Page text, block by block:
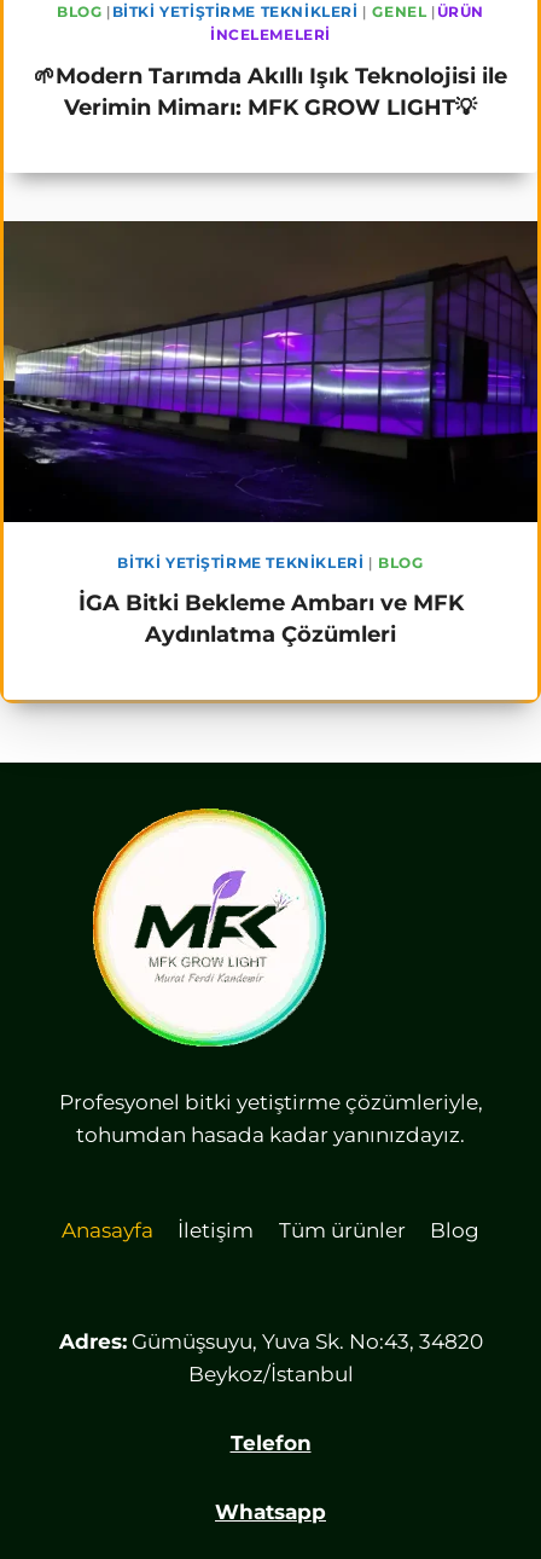
BLOG | BITKI YETIŞTIRME TEKNIKLERI |GENEL | ÜRÜN
İNCELEMELERI
🌱Modern Tarımda Akıllı Işık Teknolojisi ile
Verimin Mimarı: MFK GROW LIGHT💡
BITKI YETIŞTIRME TEKNIKLERI | BLOG
İGA Bitki Bekleme Ambarı ve MFK
Aydınlatma Çözümleri
Profesyonel bitki yetiştirme çözümleriyle,
tohumdan hasada kadar yanınızdayız.
Anasayfa İletişim Tüm ürünler Blog
Adres:Gümüşsuyu, Yuva Sk. No:43, 34820
Beykoz/İstanbul
Telefon
Whatsapp